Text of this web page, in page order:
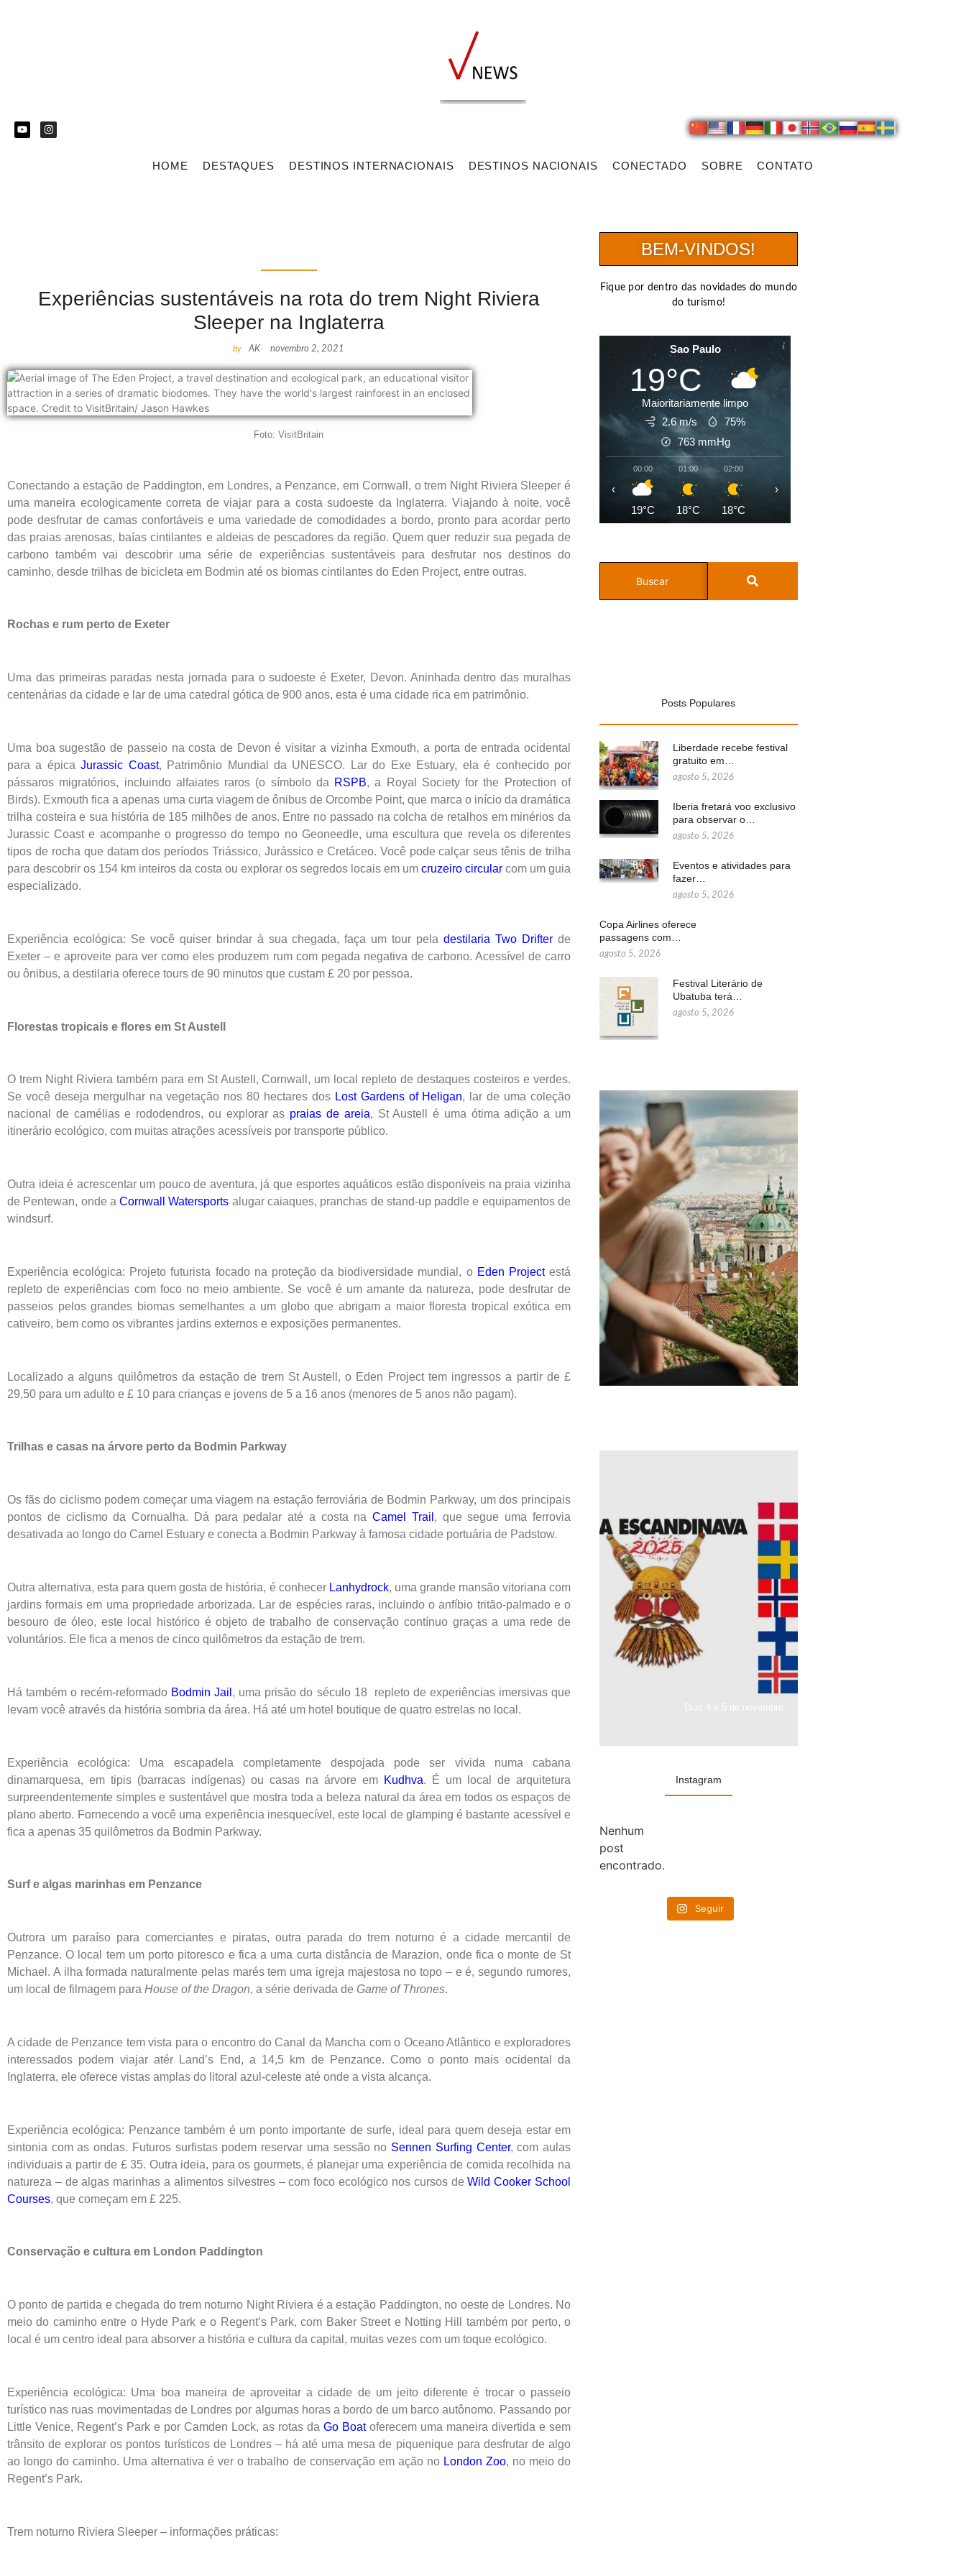
HOME DESTAQUES DESTINOS INTERNACIONAIS DESTINOS NACIONAIS CONECTADO SOBRE CONTATO
Experiências sustentáveis na rota do trem Night Riviera
Sleeper na Inglaterra
by AK- novembro 2, 2021
Foto: VisitBritain
Conectando a estação de Paddington, em Londres, a Penzance, em Cornwall, o trem Night Riviera Sleeper é
uma maneira ecologicamente correta de viajar para a costa sudoeste da Inglaterra. Viajando à noite, você
pode desfrutar de camas confortáveis e uma variedade de comodidades a bordo, pronto para acordar perto
das praias arenosas, baías cintilantes e aldeias de pescadores da região. Quem quer reduzir sua pegada de
carbono também vai descobrir uma série de experiências sustentáveis para desfrutar nos destinos do
caminho, desde trilhas de bicicleta em Bodmin até os biomas cintilantes do Eden Project, entre outras.
Rochas e rum perto de Exeter
Uma das primeiras paradas nesta jornada para o sudoeste é Exeter, Devon. Aninhada dentro das muralhas
centenárias da cidade e lar de uma catedral gótica de 900 anos, esta é uma cidade rica em patrimônio.
Uma boa sugestão de passeio na costa de Devon é visitar a vizinha Exmouth, a porta de entrada ocidental
para a épicaJurassic Coast, Patrimônio Mundial da UNESCO. Lar do Exe Estuary, ela é conhecido por
pássaros migratórios, incluindo alfaiates raros (o símbolo da RSPB, a Royal Society for the Protection of
Birds). Exmouth fica a apenas uma curta viagem de ônibus de Orcombe Point, que marca o início da dramática
trilha costeira e sua história de 185 milhões de anos. Entre no passado na colcha de retalhos em minérios da
Jurassic Coast e acompanhe o progresso do tempo no Geoneedle, uma escultura que revela os diferentes
tipos de rocha que datam dos períodos Triássico, Jurássico e Cretáceo. Você pode calçar seus tênis de trilha
para descobrir os 154 km inteiros da costa ou explorar os segredos locais em um cruzeiro circular com um guia
especializado.
Experiência ecológica: Se você quiser brindar à sua chegada, faça um tour peladestilaria Two Drifter de
Exeter – e aproveite para ver como eles produzem rum com pegada negativa de carbono. Acessível de carro
ou ônibus, a destilaria oferece tours de 90 minutos que custam £ 20 por pessoa.
Florestas tropicais e flores em St Austell
O trem Night Riviera também para em St Austell, Cornwall, um local repleto de destaques costeiros e verdes.
Se você deseja mergulhar na vegetação nos 80 hectares dos Lost Gardens of Heligan, lar de uma coleção
nacional de camélias e rododendros, ou explorar as praias de areia, St Austell é uma ótima adição a um
itinerário ecológico, com muitas atrações acessíveis por transporte público.
Outra ideia é acrescentar um pouco de aventura, já que esportes aquáticos estão disponíveis na praia vizinha
de Pentewan, onde aCornwall Watersports alugar caiaques, pranchas de stand-up paddle e equipamentos de
windsurf.
Experiência ecológica: Projeto futurista focado na proteção da biodiversidade mundial, o Eden Project está
repleto de experiências com foco no meio ambiente. Se você é um amante da natureza, pode desfrutar de
passeios pelos grandes biomas semelhantes a um globo que abrigam a maior floresta tropical exótica em
cativeiro, bem como os vibrantes jardins externos e exposições permanentes.
Localizado a alguns quilômetros da estação de trem St Austell, o Eden Project tem ingressos a partir de £
29,50 para um adulto e £ 10 para crianças e jovens de 5 a 16 anos (menores de 5 anos não pagam).
Trilhas e casas na árvore perto da Bodmin Parkway
Os fãs do ciclismo podem começar uma viagem na estação ferroviária de Bodmin Parkway, um dos principais
pontos de ciclismo da Cornualha. Dá para pedalar até a costa naCamel Trail , que segue uma ferrovia
desativada ao longo do Camel Estuary e conecta a Bodmin Parkway à famosa cidade portuária de Padstow.
Outra alternativa, esta para quem gosta de história, é conhecer Lanhydrock, uma grande mansão vitoriana com
jardins formais em uma propriedade arborizada. Lar de espécies raras, incluindo o anfíbio tritão-palmado e o
besouro de óleo, este local histórico é objeto de trabalho de conservação contínuo graças a uma rede de
voluntários. Ele fica a menos de cinco quilômetros da estação de trem.
Há também o recém-reformado Bodmin Jail , uma prisão do século 18 repleto de experiências imersivas que
levam você através da história sombria da área. Há até um hotel boutique de quatro estrelas no local.
Experiência ecológica: Uma escapadela completamente despojada pode ser vivida numa cabana
dinamarquesa, em tipis (barracas indígenas) ou casas na árvore em Kudhva. É um local de arquitetura
surpreendentemente simples e sustentável que mostra toda a beleza natural da área em todos os espaços de
plano aberto. Fornecendo a você uma experiência inesquecível, este local de glamping é bastante acessível e
fica a apenas 35 quilômetros da Bodmin Parkway.
Surf e algas marinhas em Penzance
Outrora um paraíso para comerciantes e piratas, outra parada do trem noturno é a cidade mercantil de
Penzance. O local tem um porto pitoresco e fica a uma curta distância de Marazion, onde fica o monte de St
Michael. A ilha formada naturalmente pelas marés tem uma igreja majestosa no topo – e é, segundo rumores,
um local de filmagem para House of the Dragon, a série derivada de Game of Thrones.
A cidade de Penzance tem vista para o encontro do Canal da Mancha com o Oceano Atlântico e exploradores
interessados podem viajar atér Land’s End, a 14,5 km de Penzance. Como o ponto mais ocidental da
Inglaterra, ele oferece vistas amplas do litoral azul-celeste até onde a vista alcança.
Experiência ecológica: Penzance também é um ponto importante de surfe, ideal para quem deseja estar em
sintonia com as ondas. Futuros surfistas podem reservar uma sessão no Sennen Surfing Center, com aulas
individuais a partir de £ 35. Outra ideia, para os gourmets, é planejar uma experiência de comida recolhida na
natureza – de algas marinhas a alimentos silvestres – com foco ecológico nos cursos deWild Cooker School
Courses, que começam em £ 225.
Conservação e cultura em London Paddington
O ponto de partida e chegada do trem noturno Night Riviera é a estação Paddington, no oeste de Londres. No
meio do caminho entre o Hyde Park e o Regent’s Park, com Baker Street e Notting Hill também por perto, o
local é um centro ideal para absorver a história e cultura da capital, muitas vezes com um toque ecológico.
Experiência ecológica: Uma boa maneira de aproveitar a cidade de um jeito diferente é trocar o passeio
turístico nas ruas movimentadas de Londres por algumas horas a bordo de um barco autônomo. Passando por
Little Venice, Regent’s Park e por Camden Lock, as rotas da Go Boatoferecem uma maneira divertida e sem
trânsito de explorar os pontos turísticos de Londres – há até uma mesa de piquenique para desfrutar de algo
ao longo do caminho. Uma alternativa é ver o trabalho de conservação em ação no London Zoo, no meio do
Regent’s Park.
Trem noturno Riviera Sleeper – informações práticas:
BEM-VINDOS!
Fique por dentro das novidades do mundo
do turismo!
Sao Paulo
19°C
Maioritariamente limpo
2.6 m/s
75%
763 mmHg
00:00
19°C
01:00
18°C
02:00
18°C
‹ ›
Posts Populares
Liberdade recebe festival
gratuito em…
agosto 5, 2026
Iberia fretará voo exclusivo
para observar o…
agosto 5, 2026
Eventos e atividades para
fazer…
agosto 5, 2026
Copa Airlines oferece
passagens com…
agosto 5, 2026
Festival Literário de
Ubatuba terá…
agosto 5, 2026
Instagram
Nenhum
post
encontrado.
Seguir